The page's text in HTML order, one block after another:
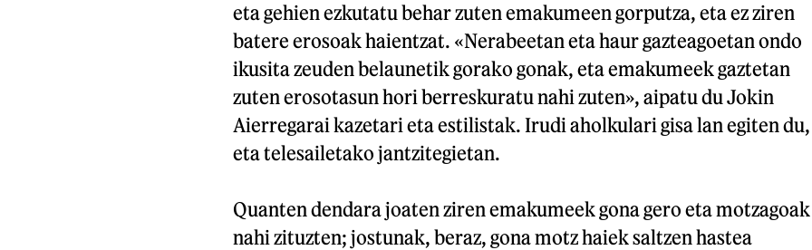
eta gehien ezkutatu behar zuten emakumeen gorputza, eta ez ziren
batere erosoak haientzat. «Nerabeetan eta haur gazteagoetan ondo
ikusita zeuden belaunetik gorako gonak, eta emakumeek gaztetan
zuten erosotasun hori berreskuratu nahi zuten», aipatu du Jokin
Aierregarai kazetari eta estilistak. Irudi aholkulari gisa lan egiten du,
eta telesailetako jantzitegietan.
Quanten dendara joaten ziren emakumeek gona gero eta motzagoak
nahi zituzten; jostunak, beraz, gona motz haiek saltzen hastea